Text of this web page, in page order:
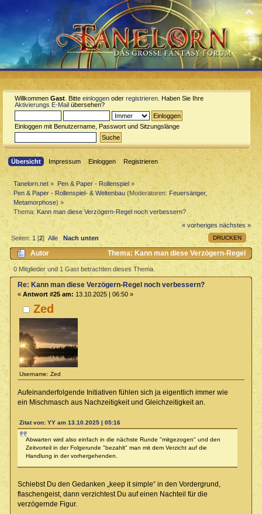
Willkommen Gast . Bitte einloggen oder registrieren . Haben Sie Ihre
Aktivierungs E-Mail übersehen?
Einloggen mit Benutzername, Passwort und Sitzungslänge
Übersicht Impressum Einloggen Registrieren
Tanelorn.net » Pen & Paper - Rollenspiel»
Pen & Paper - Rollenspiel- & Weltenbau (Moderatoren: Feuersänger,
Metamorphose) »
Thema: Kann man diese Verzögern-Regel noch verbessern?
« vorheriges nächstes »
DRUCKEN
Seiten:1 [2]Alle Nach unten
Autor
Thema: Kann man diese Verzögern-Regel
noch verbessern? (Gelesen 2851 mal)
0 Mitglieder und 1 Gast betrachten dieses Thema.
Zed
Username: Zed
Re: Kann man diese Verzögern-Regel noch verbessern?
« Antwort #25 am: 13.10.2025 | 06:50 »
Aufeinanderfolgende Initiativen fühlen sich ja eigentlich immer wie
ein Mischmasch aus Nachzeitigkeit und Gleichzeitigkeit an.
Zitat von: YY am 13.10.2025 | 05:16
Abwarten wird also einfach in die nächste Runde "mitgezogen" und den
Zeitvorteil in der Folgerunde "bezahlt" man mit dem Verzicht auf die
Handlung in der vorhergehenden.
Schiebst Du den Gedanken „keep it simple“ in den Vordergrund,
flaschengeist, dann verzichtest Du auf einen Nachteil für die
verzögernde Figur.